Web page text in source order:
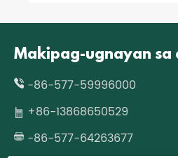
Makipag-ugnayan sa
-86-577-59996000
+86-13868650529
-86-577-64263677